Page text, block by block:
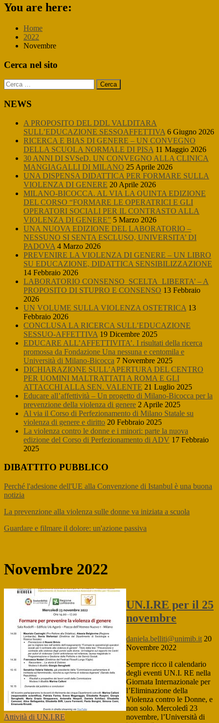
You are here:
Home
2022
Novembre
Primary
Cerca nel sito
Ricerca
per:
NEWS
A PROPOSITO DEL DDL VALDITARA
SULL’EDUCAZIONE SESSOAFFETTIVA 6 Giugno 2026
RICERCA E BIAS DI GENERE – UN CONVEGNO
DELLA SCUOLA NORMALE DI PISA 11 Maggio 2026
30 ANNI DI SVSeD. UN CONVEGNO ALLA CLINICA
MANGIAGALLI DI MILANO 25 Aprile 2026
UNA DISPENSA DIDATTICA PER FORMARE SULLA
VIOLENZA DI GENERE 20 Aprile 2026
MILANO-BICOCCA. AL VIA LA QUINTA EDIZIONE
DEL CORSO “FORMARE LE OPERATRICI E GLI
OPERATORI SOCIALI PER IL CONTRASTO ALLA
VIOLENZA DI GENERE” 5 Marzo 2026
UNA NUOVA EDIZIONE DEL LABORATORIO –
NESSUNO SI SENTA ESCLUSO, UNIVERSITA’ DI
PADOVA 4 Marzo 2026
PREVENIRE LA VIOLENZA DI GENERE – UN LIBRO
SU EDUCAZIONE, DIDATTICA SENSIBILIZZAZIONE
14 Febbraio 2026
LABORATORIO CONSENSO_SCELTA_LIBERTA’ – A
PROPOSITO DI STUPRO E CONSENSO 13 Febbraio
2026
UN VOLUME SULLA VIOLENZA OSTETRICA 13
Febbraio 2026
CONCLUSA LA RICERCA SULL’EDUCAZIONE
SESSUO-AFFETTIVA 19 Dicembre 2025
EDUCARE ALL’AFFETTIVITA’. I risultati della ricerca
promossa da Fondazione Una nessuna e centomila e
Università di Milano-Bicocca 7 Novembre 2025
DICHIARAZIONE SULL’APERTURA DEL CENTRO
PER UOMINI MALTRATTATI A ROMA E GLI
ATTACCHI ALLA SEN. VALENTE 21 Luglio 2025
Educare all’affettività – Un progetto di Milano-Bicocca per la
prevenzione della violenza di genere 2 Aprile 2025
Al via il Corso di Perfezionamento di Milano Statale su
violenza di genere e diritto 20 Febbraio 2025
La violenza contro le donne e i minori: parte la nuova
edizione del Corso di Perfezionamento di ADV 17 Febbraio
2025
DIBATTITO PUBBLICO
Perché l'adesione dell'UE alla Convenzione di Istanbul è una buona
notizia
La prevenzione alla violenza sulle donne va iniziata a scuola
Guardare e filmare il dolore: un'azione passiva
Novembre 2022
Attività di UN.I.RE
UN.I.RE per il 25
novembre
daniela.belliti@unimib.it 20
Novembre 2022
Sempre ricco il calendario
degli eventi UN.I. RE nella
Giornata Internazionale per
l’Eliminazione della
Violenza contro le Donne, e
non solo. Mercoledì 23
novembre, l’Università di